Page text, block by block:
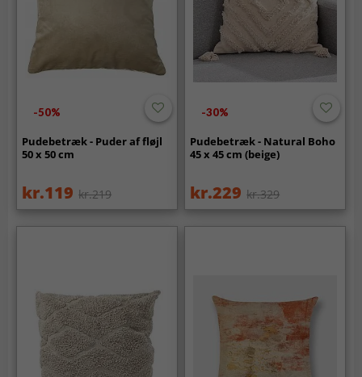
-50%
Pudebetræk - Puder af fløjl
50 x 50 cm
kr.119 kr.219
-30%
Pudebetræk - Natural Boho
45 x 45 cm (beige)
kr.229 kr.329